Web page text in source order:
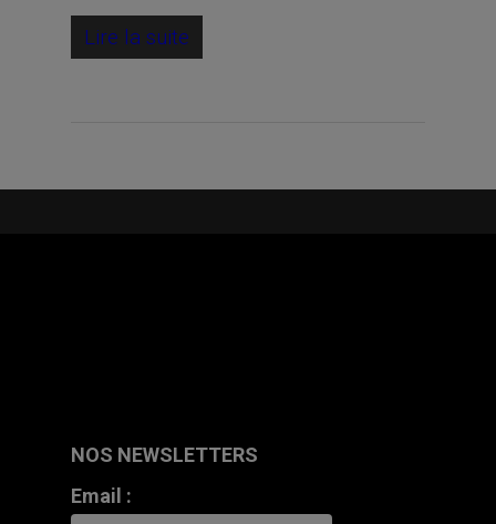
Lire la suite
NOS NEWSLETTERS
Email :